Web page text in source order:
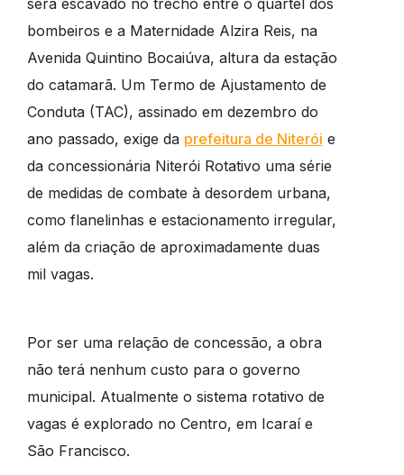
será escavado no trecho entre o quartel dos
bombeiros e a Maternidade Alzira Reis, na
Avenida Quintino Bocaiúva, altura da estação
do catamarã. Um Termo de Ajustamento de
Conduta (TAC), assinado em dezembro do
ano passado, exige da prefeitura de Niterói e
da concessionária Niterói Rotativo uma série
de medidas de combate à desordem urbana,
como flanelinhas e estacionamento irregular,
além da criação de aproximadamente duas
mil vagas.
Por ser uma relação de concessão, a obra
não terá nenhum custo para o governo
municipal. Atualmente o sistema rotativo de
vagas é explorado no Centro, em Icaraí e
São Francisco.